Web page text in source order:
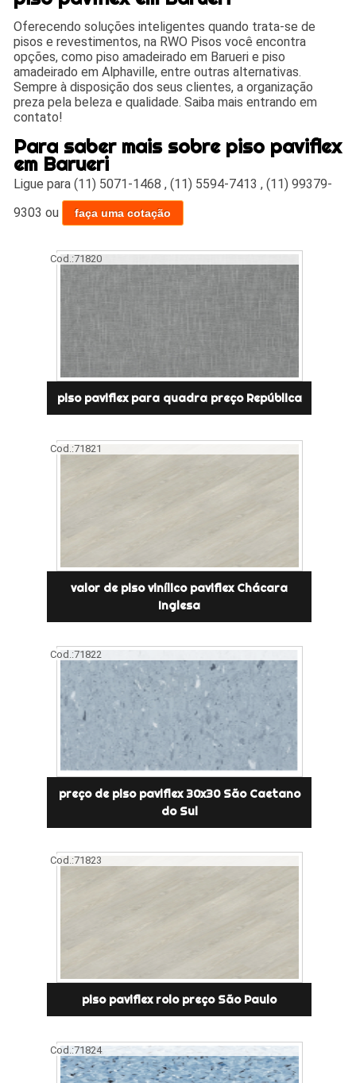
Oferecendo soluções inteligentes quando trata-se de
pisos e revestimentos, na RWO Pisos você encontra
opções, como piso amadeirado em Barueri e piso
amadeirado em Alphaville, entre outras alternativas.
Sempre à disposição dos seus clientes, a organização
preza pela beleza e qualidade. Saiba mais entrando em
contato!
Para saber mais sobre piso paviflex
em Barueri
Ligue para(11) 5071-1468 ,(11) 5594-7413 ,(11) 99379-
9303 ou faça uma cotação
Cod.:71820
piso paviflex para quadra preço República
Cod.:71821
valor de piso vinílico paviflex Chácara
Inglesa
Cod.:71822
preço de piso paviflex 30x30 São Caetano
do Sul
Cod.:71823
piso paviflex rolo preço São Paulo
Cod.:71824